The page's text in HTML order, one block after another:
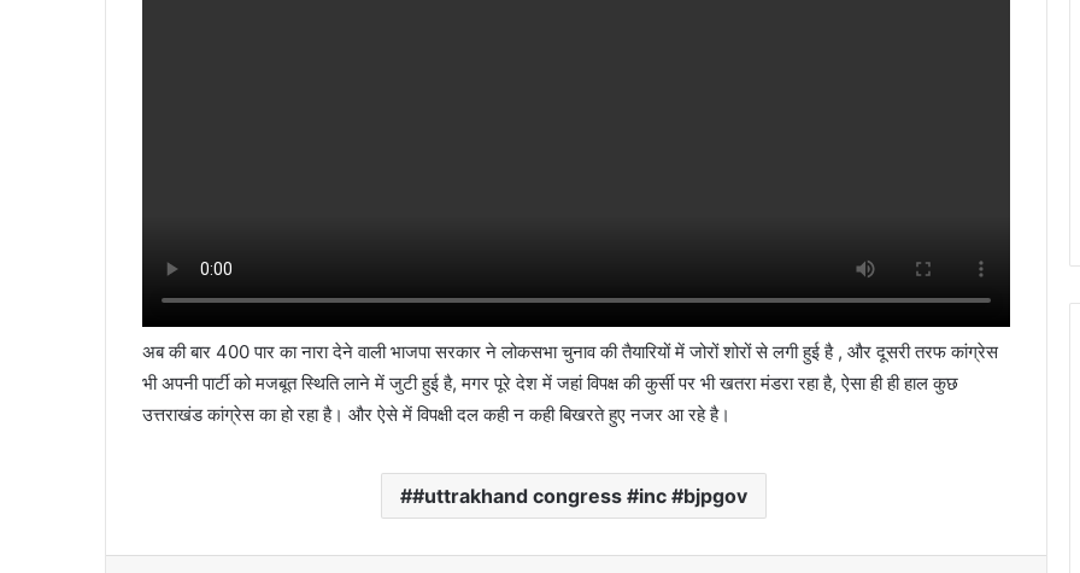
अब की बार 400 पार का नारा देने वाली भाजपा सरकार ने लोकसभा चुनाव की तैयारियों में जोरों शोरों से लगी हुई है , और दूसरी तरफ कांग्रेस
भी अपनी पार्टी को मजबूत स्थिति लाने में जुटी हुई है, मगर पूरे देश में जहां विपक्ष की कुर्सी पर भी खतरा मंडरा रहा है, ऐसा ही ही हाल कुछ
उत्तराखंड कांग्रेस का हो रहा है। और ऐसे में विपक्षी दल कही न कही बिखरते हुए नजर आ रहे है।
#uttrakhand congress #inc #bjpgov